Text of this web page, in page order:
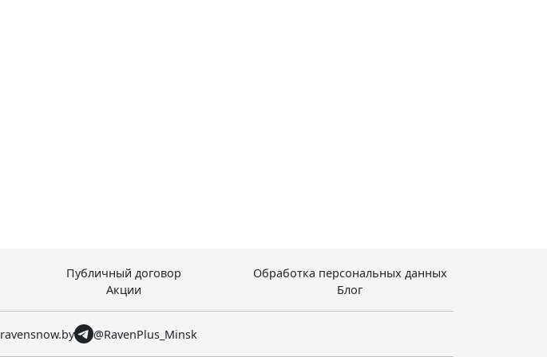
Публичный договор
Обработка персональных данных
Акции Блог
@RavenPlus_Minsk